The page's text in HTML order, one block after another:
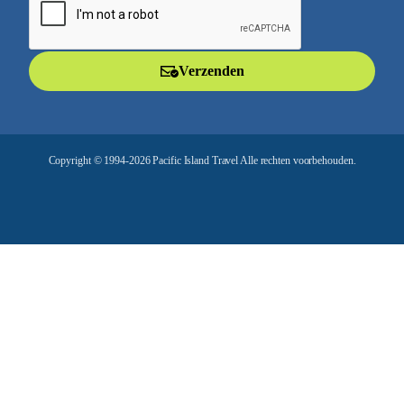
a
Verzenden
Copyright © 1994-2026 Pacific Island Travel Alle rechten voorbehouden.